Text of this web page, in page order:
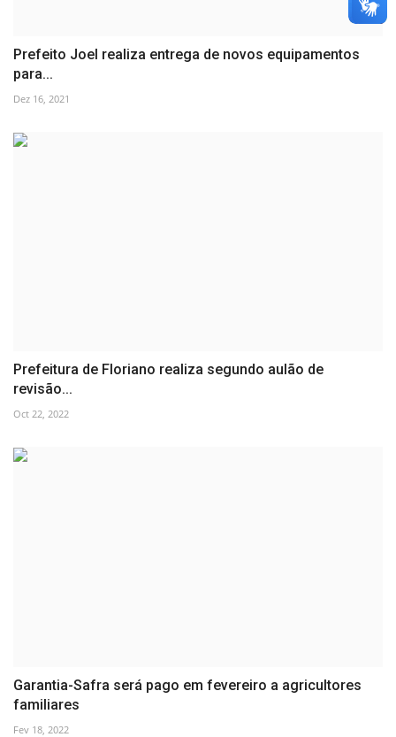
Prefeito Joel realiza entrega de novos equipamentos
para...
Dez 16, 2021
Prefeitura de Floriano realiza segundo aulão de
revisão...
Oct 22, 2022
Garantia-Safra será pago em fevereiro a agricultores
familiares
Fev 18, 2022